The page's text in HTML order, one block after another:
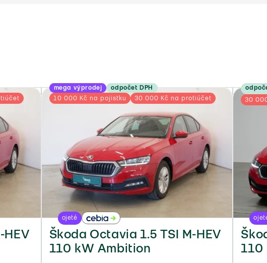
HEV
mega výprodej
odpočet DPH
10 000 Kč na pojistku
30 000 Kč na protiúčet
ojeté
Škoda Octavia 1.5 TSI M-HEV
110 kW Ambition
30
110